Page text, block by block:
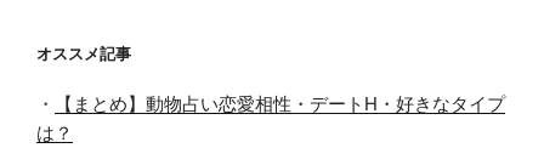
オススメ記事
・
【まとめ】動物占い恋愛相性・デートH・好きなタイプ
は？